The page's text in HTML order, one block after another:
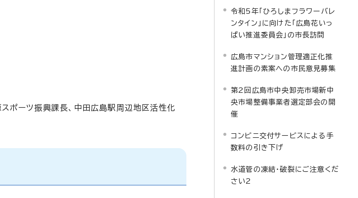
ポーツ振興課長、中田広島駅周辺地区活性化
令和5年「ひろしまフラワーバレ
ンタイン」に向けた「広島花いっ
ぱい推進委員会」の市長訪問
広島市マンション管理適正化推
進計画の素案への市民意見募集
第2回広島市中央卸売市場新中
央市場整備事業者選定部会の開
催
コンビニ交付サービスによる手
数料の引き下げ
水道管の凍結・破裂にご注意くだ
さい2